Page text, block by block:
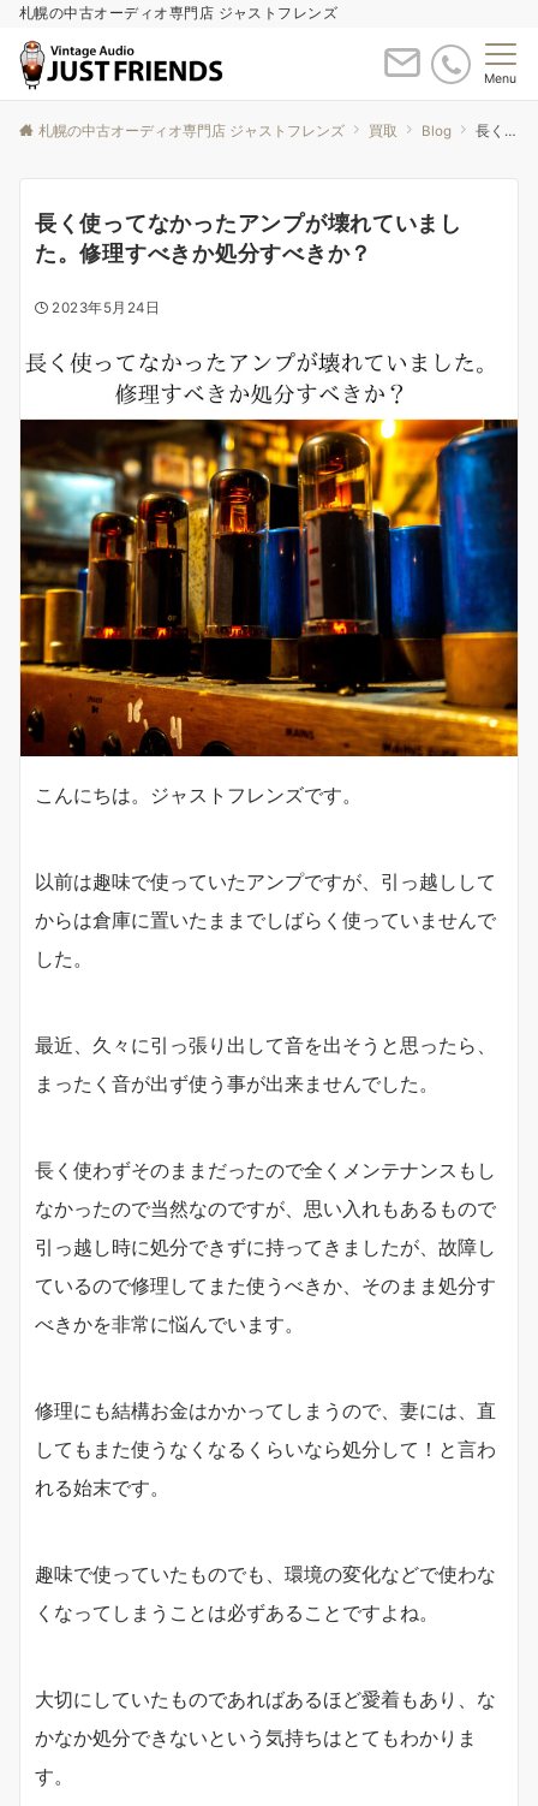
札幌の中古オーディオ専門店 ジャストフレンズ
Menu
札幌の中古オーディオ専門店 ジャストフレンズ 買取 Blog 長く使ってなかったアンプが壊れていました。修理すべきか処分すべきか？
長く使ってなかったアンプが壊れていまし
た。修理すべきか処分すべきか？
2023年5月24日
こんにちは。ジャストフレンズです。
以前は趣味で使っていたアンプですが、引っ越しして
からは倉庫に置いたままでしばらく使っていませんで
した。
最近、久々に引っ張り出して音を出そうと思ったら、
まったく音が出ず使う事が出来ませんでした。
長く使わずそのままだったので全くメンテナンスもし
なかったので当然なのですが、思い入れもあるもので
引っ越し時に処分できずに持ってきましたが、故障し
ているので修理してまた使うべきか、そのまま処分す
べきかを非常に悩んでいます。
修理にも結構お金はかかってしまうので、妻には、直
してもまた使うなくなるくらいなら処分して！と言わ
れる始末です。
趣味で使っていたものでも、環境の変化などで使わな
くなってしまうことは必ずあることですよね。
大切にしていたものであればあるほど愛着もあり、な
かなか処分できないという気持ちはとてもわかりま
す。